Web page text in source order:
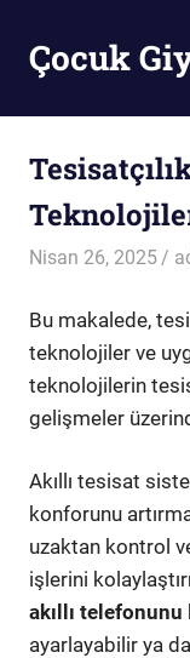
contentÇocuk
Mağazaları
Nisan 26, 2025
Bu makalede,
teknolojiler ve
teknolojilerin
gelişmeler
Akıllı tesisat
konforunu
uzaktan kontrol
işlerini
akıllı telefonunu
ayarlayabilir ya